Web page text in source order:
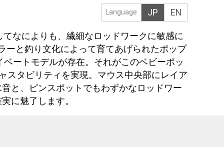
Language JP EN
なによりも、繊細なロッドワークに敏感に
ーと釣り文化によって育てあげられたポップ
ートモデルが存在。それがこのベビーポッ
スタビリティを実現。マウス中央部にレイア
と、ピンスポットでもわずかなロッドワー
に魅了します。